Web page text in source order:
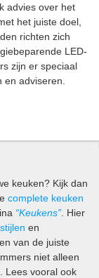
advies over het
het juiste doel,
richten zich
LED-
zijn er speciaal
adviseren.
keuken? Kijk dan
complete keuken
“Keukens” . Hier
en
van de juiste
niet alleen
Lees vooral ook